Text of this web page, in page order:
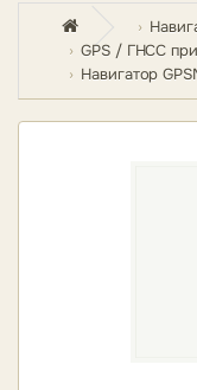
GPS / ГНСС
Навигатор